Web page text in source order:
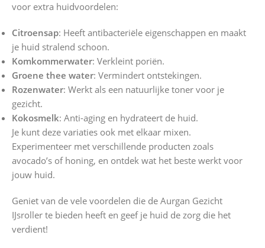
voor extra huidvoordelen:
Citroensap: Heeft antibacteriële eigenschappen en maakt
je huid stralend schoon.
Komkommerwater: Verkleint poriën.
Groene thee water: Vermindert ontstekingen.
Rozenwater: Werkt als een natuurlijke toner voor je
gezicht.
Kokosmelk: Anti-aging en hydrateert de huid.
Je kunt deze variaties ook met elkaar mixen.
Experimenteer met verschillende producten zoals
avocado’s of honing, en ontdek wat het beste werkt voor
jouw huid.
Geniet van de vele voordelen die de Aurgan Gezicht
IJsroller te bieden heeft en geef je huid de zorg die het
verdient!